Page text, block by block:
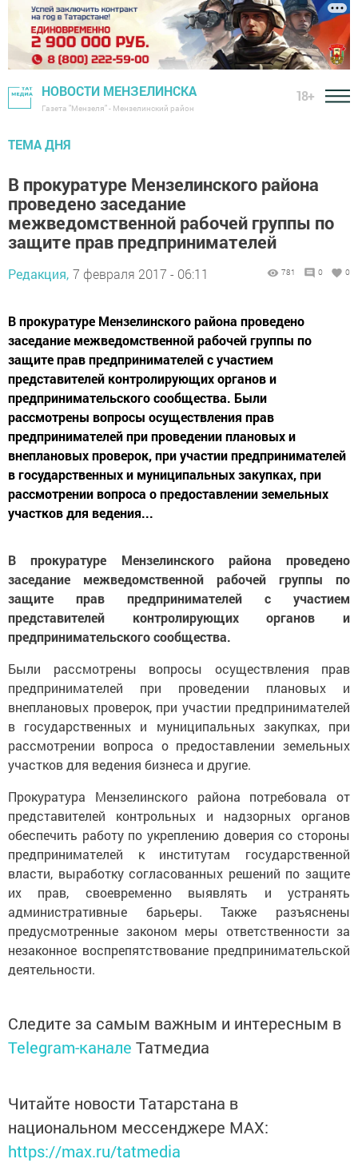
НОВОСТИ МЕНЗЕЛИНСКА
Газета "Мензеля" - Мензелинский район
18+
ТЕМА ДНЯ
В прокуратуре Мензелинского района
проведено заседание
межведомственной рабочей группы по
защите прав предпринимателей
Редакция, 7 февраля 2017 - 06:11 781 0 0
В прокуратуре Мензелинского района проведено
заседание межведомственной рабочей группы по
защите прав предпринимателей с участием
представителей контролирующих органов и
предпринимательского сообщества. Были
рассмотрены вопросы осуществления прав
предпринимателей при проведении плановых и
внеплановых проверок, при участии предпринимателей
в государственных и муниципальных закупках, при
рассмотрении вопроса о предоставлении земельных
участков для ведения...
В прокуратуре Мензелинского района проведено
заседание межведомственной рабочей группы по
защите прав предпринимателей с участием
представителей контролирующих органов и
предпринимательского сообщества.
Были рассмотрены вопросы осуществления прав
предпринимателей при проведении плановых и
внеплановых проверок, при участии предпринимателей
в государственных и муниципальных закупках, при
рассмотрении вопроса о предоставлении земельных
участков для ведения бизнеса и другие.
Прокуратура Мензелинского района потребовала от
представителей контрольных и надзорных органов
обеспечить работу по укреплению доверия со стороны
предпринимателей к институтам государственной
власти, выработку согласованных решений по защите
их прав, своевременно выявлять и устранять
административные барьеры. Также разъяснены
предусмотренные законом меры ответственности за
незаконное воспрепятствование предпринимательской
деятельности.
Следите за самым важным и интересным в
Telegram-канале Татмедиа
Читайте новости Татарстана в
национальном мессенджере MАХ:
https://max.ru/tatmedia